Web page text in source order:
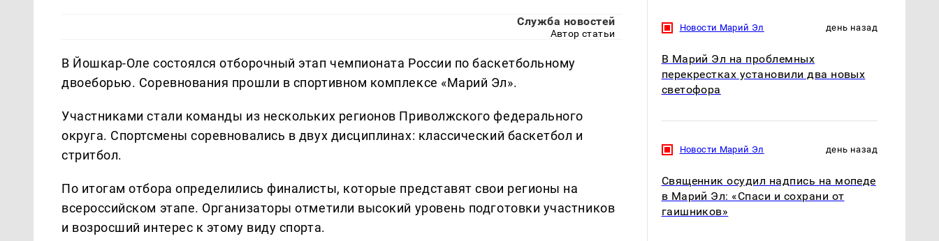
Служба новостей
Автор статьи
В Йошкар-Оле состоялся отборочный этап чемпионата России по баскетбольному
двоеборью. Соревнования прошли в спортивном комплексе «Марий Эл».
Участниками стали команды из нескольких регионов Приволжского федерального
округа. Спортсмены соревновались в двух дисциплинах: классический баскетбол и
стритбол.
По итогам отбора определились финалисты, которые представят свои регионы на
всероссийском этапе. Организаторы отметили высокий уровень подготовки участников
и возросший интерес к этому виду спорта.
Новости Марий Эл день назад
В Марий Эл на проблемных
перекрестках установили два новых
светофора
Новости Марий Эл день назад
Священник осудил надпись на мопеде
в Марий Эл: «Спаси и сохрани от
гаишников»